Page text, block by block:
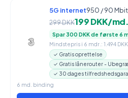
5G internet950 / 90
299 DKK199 DKK/
Spar 300 DKK de første 6
Mindstepris i 6 mdr.: 1.494 DKK
✓ Gratis oprettelse
✓ Gratis lånerouter -
✓ 30 dages
6 md. binding